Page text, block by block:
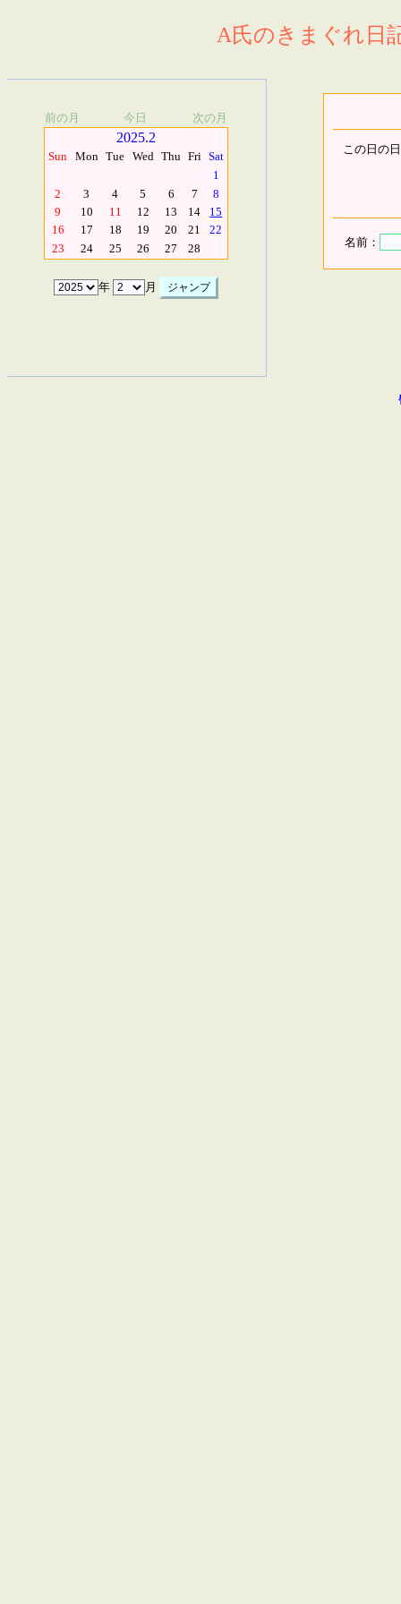
A氏のきまぐれ日
前の月 今日 次の月
2025.2
Sun Mon Tue Wed Thu Fri Sat
1
2
3 4 5 6 7
8
9
10 11 12 13 14
15
16
17 18 19 20 21
22
23
24 25 26 27 28
年 月
この日の
名前：